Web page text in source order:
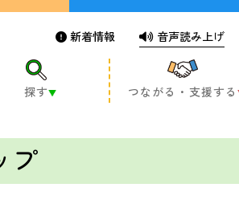
新着情報 音声読み上げ
探す つながる・支援する
プ